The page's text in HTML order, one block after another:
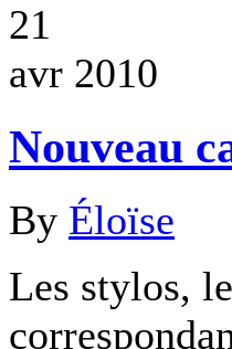
21
avr 2010
Nouveau
By Éloïse
Les stylos,